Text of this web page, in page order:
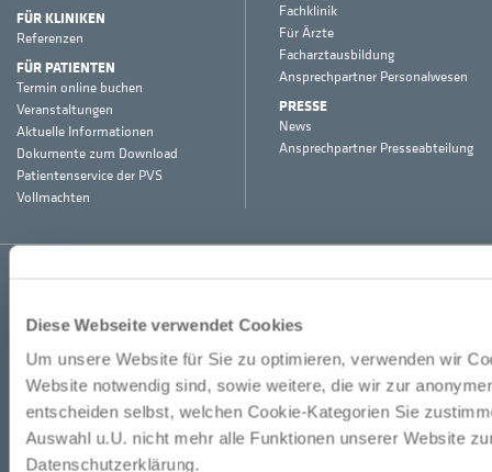
Diese Webseite verwendet Cookies
Um unsere Website für Sie zu optimieren, verwenden wir
Website notwendig sind, sowie weitere, die wir zur
entscheiden selbst, welchen Cookie-Kategorien Sie
Auswahl u.U. nicht mehr alle Funktionen unserer Website
Datenschutzerklärung.
FÜR KLINIKEN
Referenzen
FÜR PATIENTEN
Termin online buchen
Veranstaltungen
Aktuelle Informationen
Dokumente zum Download
Patientenservice der PVS
Vollmachten
Fachklinik
Für Ärzte
Facharztausbildung
Ansprechpartner Personalwesen
PRESSE
News
Ansprechpartner Presseabteilung